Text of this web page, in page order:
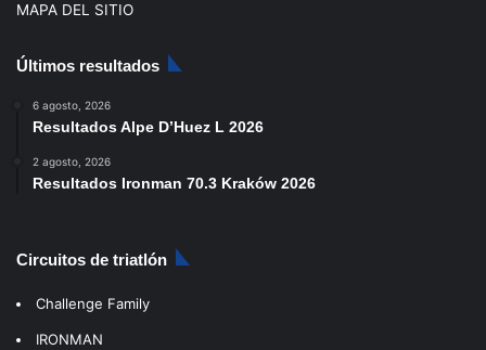
MAPA DEL SITIO
Últimos resultados
6 agosto, 2026
Resultados Alpe D’Huez L 2026
2 agosto, 2026
Resultados Ironman 70.3 Kraków 2026
Circuitos de triatlón
Challenge Family
IRONMAN